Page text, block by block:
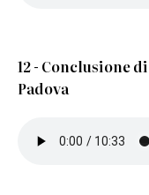
12 - Conclusione
Padova